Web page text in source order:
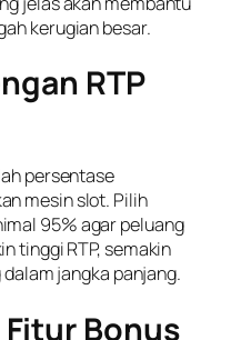
kerugian besar.
RTP
persentase
mesin slot. Pilih
95% agar peluang
tinggi RTP, semakin
jangka panjang.
Bonus